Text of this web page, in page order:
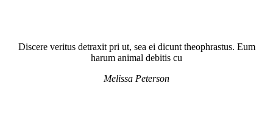
Discere veritus detraxit pri ut, sea ei dicunt theophrastus. Eum
harum animal debitis cu
Melissa Peterson